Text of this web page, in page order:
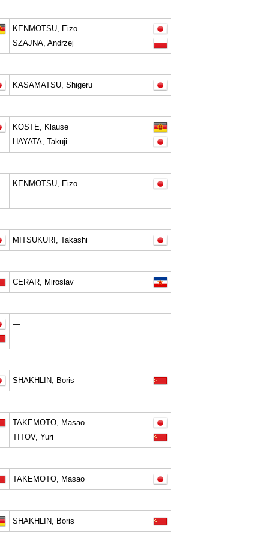
KENMOTSU, Eizo
SZAJNA, Andrzej
KASAMATSU, Shigeru
KOSTE, Klause
HAYATA, Takuji
KENMOTSU, Eizo
MITSUKURI, Takashi
CERAR, Miroslav
—
SHAKHLIN, Boris
TAKEMOTO, Masao
TITOV, Yuri
TAKEMOTO, Masao
SHAKHLIN, Boris